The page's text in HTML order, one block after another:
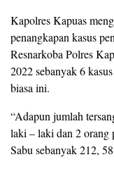
Kapolres Kapuas
penangkapan kasus
Resnarkoba Polres
2022 sebanyak 6
biasa ini.
“Adapun jumlah
laki – laki dan 2 orang
Sabu sebanyak 212,